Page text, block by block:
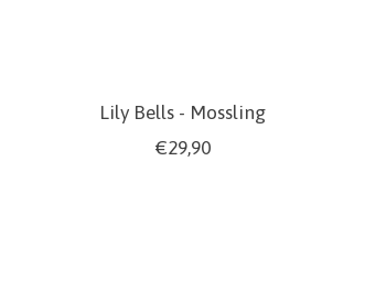
Lily Bells - Mossling
€29,90